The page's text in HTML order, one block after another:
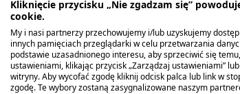
roztw.na skore,
3,39 zł
maść
4,59 zł
pęcherze, 6 szt.
14,29 zł
włókninowy biały 5m x
Kliknięcie przycisku „Nie zgadzam się”
cookie.
My i nasi partnerzy przechowujemy i/lub uzyskujemy
innych pamięciach przeglądarki w celu przetwarzania
podstawie uzasadnionego interesu, aby sprzeciwić się
ustawieniami, klikając przycisk „Zarządzaj ustawieniami”
witryny. Aby wycofać zgodę kliknij odcisk palca lub link w
zgodę. Te wybory zostaną zasygnalizowane naszym